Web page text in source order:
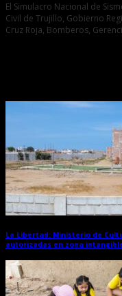
El Simulacro Nacional de
Civil de Trujillo, Gobierno
Cruz Roja, Bomberos,
La Libertad: Ministerio de
autorizadas en zona